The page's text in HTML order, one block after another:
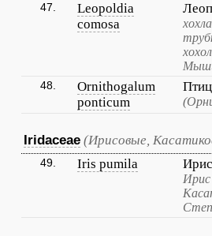
47.
Leopoldia
comosa
48.
Ornithogalum
ponticum
Iridaceae (Ирисовые,
49. Iris pumila
Ирис